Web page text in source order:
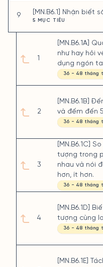
9 [MN.B6.1] Nhận biết
5 MỤC TIÊU
1
2
3
4
[MN.B6.1A]
như hay hỏi
dụng ngón
36 - 48 tháng
[MN.B6.1B]
và đếm đến 5
36 - 48 tháng
[MN.B6.1C]
tượng trong
nhau và nói
hơn, ít hơn.
36 - 48 tháng
[MN.B6.1D]
tượng cùng
36 - 48 tháng
[MN.B6.1E]